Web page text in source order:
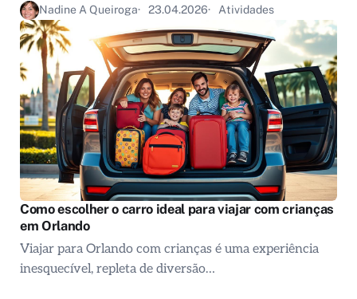
Nadine A Queiroga 23.04.2026 Atividades
Como escolher o carro ideal para viajar com crianças
em Orlando
Viajar para Orlando com crianças é uma experiência
inesquecível, repleta de diversão…